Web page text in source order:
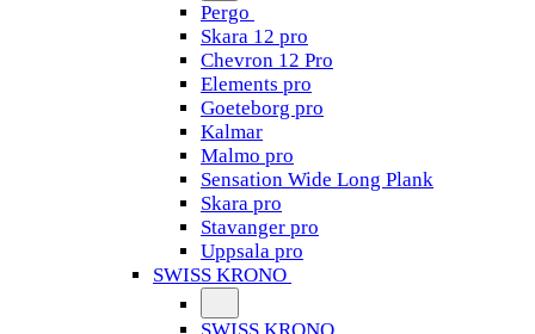
Pergo
Skara 12 pro
Chevron 12 Pro
Elements pro
Goeteborg pro
Kalmar
Malmo pro
Sensation Wide Long Plank
Skara pro
Stavanger pro
Uppsala pro
SWISS KRONO